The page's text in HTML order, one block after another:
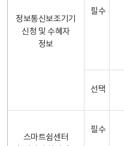
정보통신보조기기
신청 및 수혜자
정보
필수
선택
스마트쉼센터
필수